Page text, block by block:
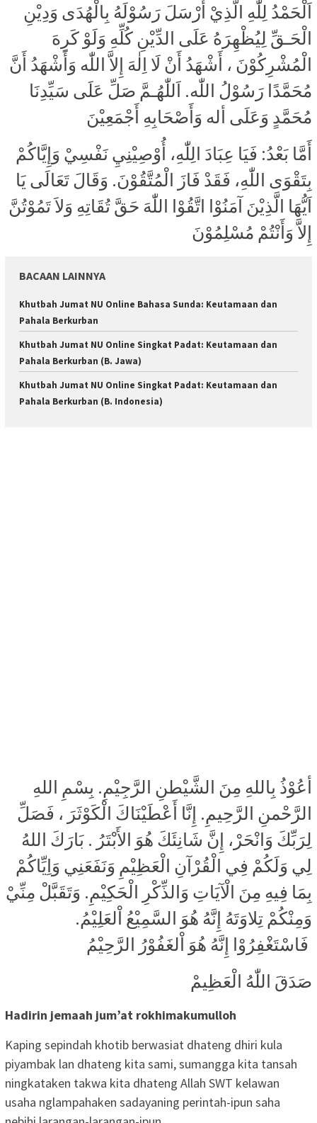
اَلْحَمْدُ لِلّٰهِ الَّذِيْ أَرْسَلَ رَسُوْلَهُ بِالْهُدَى وَدِيْنِ
الْحَـقِّ لِيُظْهِرَهُ عَلَى الدِّيْنِ كُلِّهِ وَلَوْ كَرِهَ
الْمُشْرِكُوْنَ ، أَشْهَدُ أَنْ لَا اِلٰهَ إِلاَّ اللّٰه وَأَشْهَدُ أَنَّ
مُحَمَّدًا رَسُوْلُ اللّٰه. اَللّٰهُـمَّ صَلِّ عَلَى سَيِّدِنَا
مُحَمَّدٍ وَعَلَى أله وَأَصْحَابِهِ أَجْمَعِيْنَ
أَمَّا بَعْدُ: فَيَا عِبَادَ الِلّٰهِ، أُوْصِيْنِيِ نَفْسِيْ وَإِيَّاكُمْ
بِتَقْوَى اللّٰهِ، فَقَدْ فَازَ الْمُتَّقُوْنَ. وَقَالَ تَعَالَى يَا
اَيُّهَا الَّذِيْنَ آمَنُوْا اتَّقُوْا اللّٰهَ حَقَّ تُقَاتِهِ وَلاَ تَمُوْتُنَّ
إِلاَّ وَأَنْتُمْ مُسْلِمُوْنَ
BACAAN LAINNYA
Khutbah Jumat NU Online Bahasa Sunda: Keutamaan dan
Pahala Berkurban
Khutbah Jumat NU Online Singkat Padat: Keutamaan dan
Pahala Berkurban (B. Jawa)
Khutbah Jumat NU Online Singkat Padat: Keutamaan dan
Pahala Berkurban (B. Indonesia)
أعُوْذُ بِاللهِ مِنَ الشَّيْطنِ الرَّجِيْمِ. بِسْمِ اللهِ
الرَّحْمنِ الرَّحِيمِ. إِنَّا أَعْطَيْنَاكَ الْكَوْثَرَ ، فَصَلِّ
لِرَبِّكَ وَانْحَرْ، إِنَّ شَانِئَكَ هُوَ الأَبْتَرُ . بَارَكَ اللهُ
لِي وَلَكُمْ فِي الْقُرْآنِ الْعَظِيْمِ وَنَفَعَنِي وَاِيِّاكُمْ
بِمَا فِيهِ مِنَ الْآيَاتِ وَالذِّكْرِ الْحَكِيْمِ. وَتَقَبَّلْ مِنِّيْ
وَمِنْكُمْ تِلاوَتَهُ إِنَّهُ هُوَ السَّمِيْعُ اْلعَلِيْمُ.
صَدَقَ اللّٰهُ الْعَظِيمْ
Hadirin jemaah jum’at rokhimakumulloh
Kaping sepindah khotib berwasiat dhateng dhiri kula
piyambak lan dhateng kita sami, sumangga kita tansah
ningkataken takwa kita dhateng Allah SWT kelawan
usaha nglampahaken sadayaning perintah-ipun saha